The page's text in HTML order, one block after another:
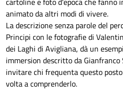
animato da altri modi di vivere.
La descrizione senza parole del
Principi con le fotografie di
dei Laghi di Avigliana, dà un
immersion descritto da
invitare chi frequenta questo
volta a comprenderlo.